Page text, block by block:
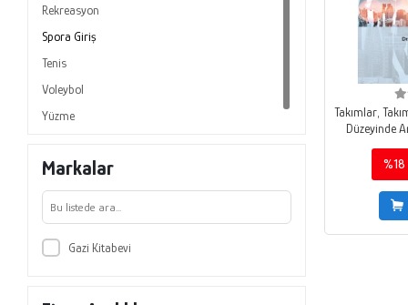
Rekreasyon
Spora Giriş
Tenis
Voleybol
Yüzme
Markalar
Gazi Kitabevi
Takımlar,
Düzeyinde
%18